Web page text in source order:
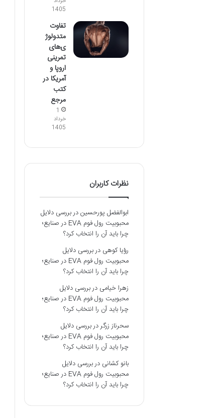
1405
تفاوت
متدولوژ
ی‌های
تمرینی
اروپا و
آمریکا در
کتب
مرجع
1
خرداد
1405
نظرات کاربران
ابوالفضل پورحسیندربررسی دلایل
محبوبیت رول فوم EVA در صنایع؛
چرا باید آن را انتخاب کرد؟
رؤیا کوهی دربررسی دلایل
محبوبیت رول فوم EVA در صنایع؛
چرا باید آن را انتخاب کرد؟
زهرا خیامی دربررسی دلایل
محبوبیت رول فوم EVA در صنایع؛
چرا باید آن را انتخاب کرد؟
سحرناز زرگردربررسی دلایل
محبوبیت رول فوم EVA در صنایع؛
چرا باید آن را انتخاب کرد؟
بانو کشانی دربررسی دلایل
محبوبیت رول فوم EVA در صنایع؛
چرا باید آن را انتخاب کرد؟